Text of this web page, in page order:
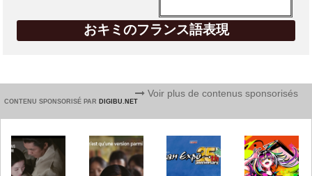
おキミのフランス語表現
CONTENU SPONSORISÉ PAR DIGIBU.NET
Voir plus de contenus sponsorisés